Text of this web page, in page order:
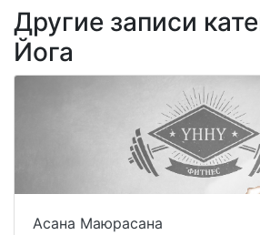
Другие записи
Йога
Асана Маюрасана